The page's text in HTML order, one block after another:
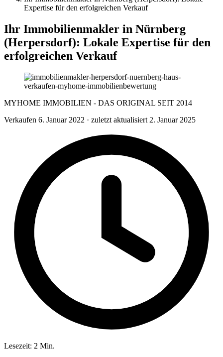
Expertise für den erfolgreichen Verkauf
Ihr Immobilienmakler in Nürnberg
(Herpersdorf): Lokale Expertise für den
erfolgreichen Verkauf
MYHOME IMMOBILIEN - DAS ORIGINAL SEIT 2014
Verkaufen 6. Januar 2022 · zuletzt aktualisiert 2. Januar 2025
Lesezeit: 2 Min.